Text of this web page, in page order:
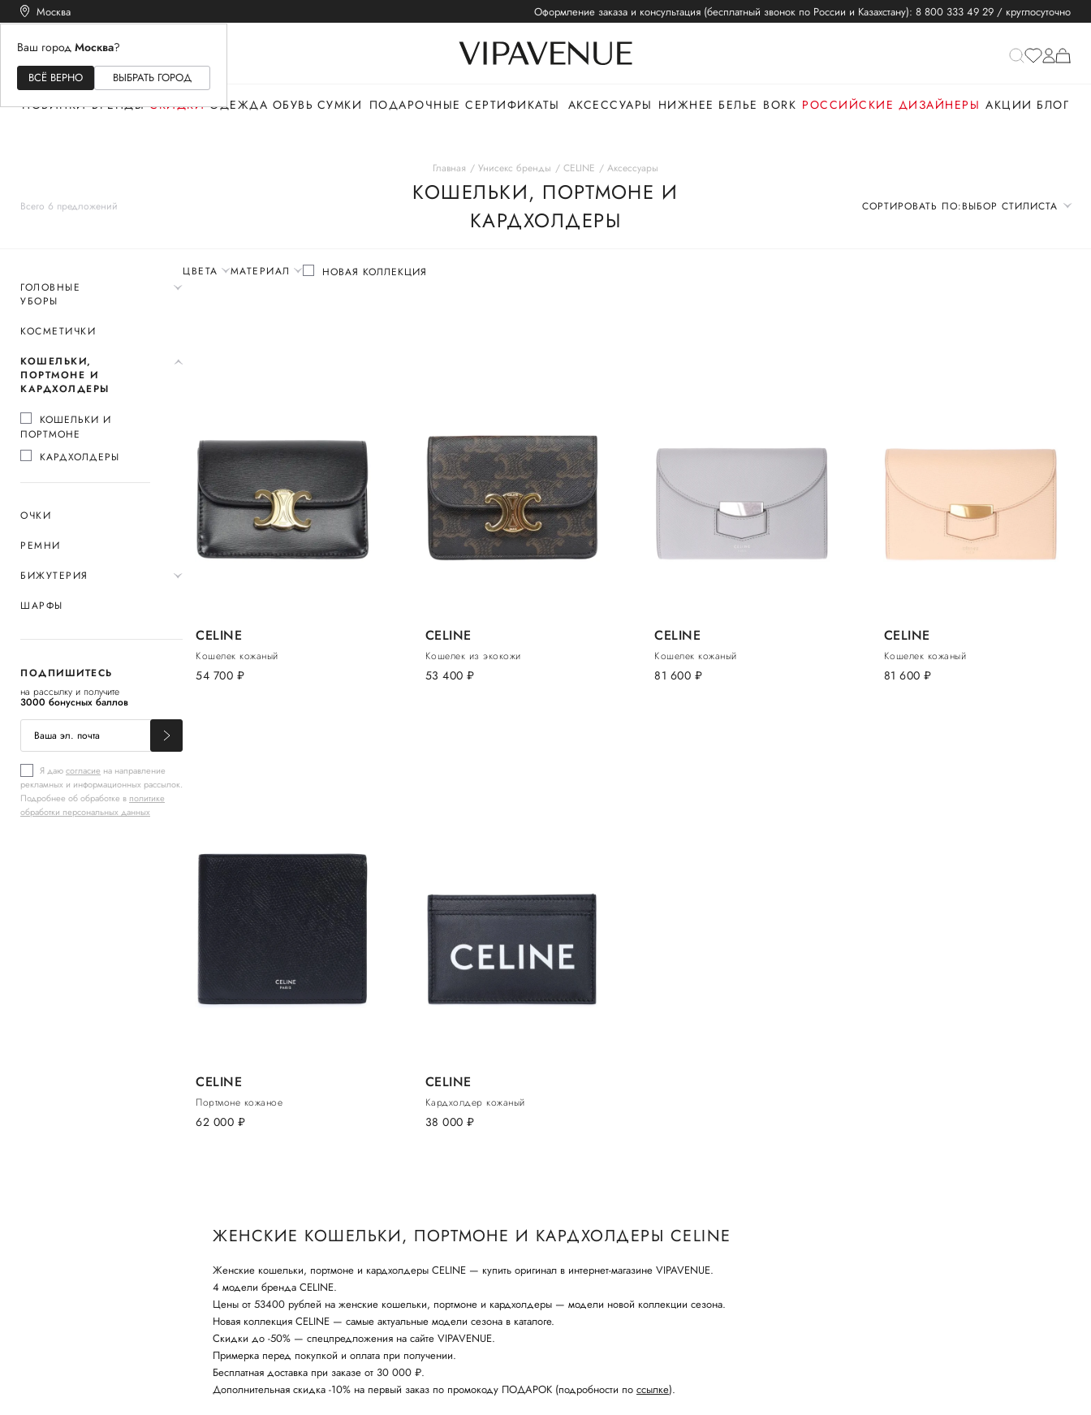
Москва Оформление заказа и консультация (бесплатный звонок по России и Казахстану): 8 800 333 49 29 / круглосуточно
Ваш город Москва?
ВСЁ ВЕРНО ВЫБРАТЬ ГОРОД
ЖЕНСКОЕМУЖСКОЕ
НОВИНКИ БРЕНДЫ СКИДКИ ОДЕЖДА ОБУВЬ СУМКИ ПОДАРОЧНЫЕ СЕРТИФИКАТЫ АКСЕССУАРЫ НИЖНЕЕ БЕЛЬЕ BORK РОССИЙСКИЕ ДИЗАЙНЕРЫ АКЦИИ БЛОГ
Всего 6 предложений
Главная Унисекс бренды CELINE Аксессуары
КОШЕЛЬКИ, ПОРТМОНЕ И
КАРДХОЛДЕРЫ
СОРТИРОВАТЬ ПО:ВЫБОР СТИЛИСТА
ГОЛОВНЫЕ
УБОРЫ
КОСМЕТИЧКИ
КОШЕЛЬКИ,
ПОРТМОНЕ И
КАРДХОЛДЕРЫ
КОШЕЛЬКИ И
ПОРТМОНЕ
КАРДХОЛДЕРЫ
ОЧКИ
РЕМНИ
БИЖУТЕРИЯ
ШАРФЫ
ПОДПИШИТЕСЬ
на рассылку и получите
3000 бонусных баллов
Я даюсогласие на направление
рекламных и информационных рассылок.
Подробнее об обработке в политике
обработки персональных данных
ЦВЕТА МАТЕРИАЛ НОВАЯ КОЛЛЕКЦИЯ
CELINE
Кошелек кожаный
54 700 руб.
CELINE
Кошелек из экокожи
53 400 руб.
CELINE
Кошелек кожаный
81 600 руб.
CELINE
Кошелек кожаный
81 600 руб.
CELINE
Портмоне кожаное
62 000 руб.
CELINE
Кардхолдер кожаный
38 000 руб.
ЖЕНСКИЕ КОШЕЛЬКИ, ПОРТМОНЕ И КАРДХОЛДЕРЫ CELINE
Женские кошельки, портмоне и кардхолдеры CELINE — купить оригинал в интернет-магазине VIPAVENUE.
4 модели бренда CELINE.
Цены от 53400 рублей на женские кошельки, портмоне и кардхолдеры — модели новой коллекции сезона.
Новая коллекция CELINE — самые актуальные модели сезона в каталоге.
Скидки до -50% — спецпредложения на сайте VIPAVENUE.
Примерка перед покупкой и оплата при получении.
Бесплатная доставка при заказе от 30 000 ₽.
Дополнительная скидка -10% на первый заказ по промокоду ПОДАРОК (подробности по ссылке).